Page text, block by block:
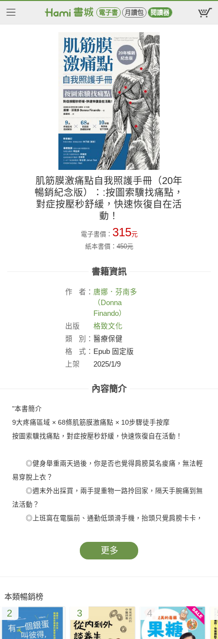
電子書 月讀包 閱讀器
肌筋膜激痛點自我照護手冊（20年
暢銷紀念版）：:按圖索驥找痛點，
對症按壓秒舒緩，快速恢復自在活
動！
電子書價： 315元
紙本書價：450元
書籍資訊
作 者： 唐娜．芬南多
（Donna
Finando）
出版
社：
格致文化
類
別： 醫療保健
格
式： Epub 固定版
上架
2025/1/9
內容簡介
"本書簡介
9大疼痛區域 × 68條肌筋膜激痛點 × 10步驟徒手按摩
按圖索驥找痛點，對症按壓秒舒緩，快速恢復自在活動！
◎健身舉重兩天過後，你是否也覺得肩膀莫名痠痛，無法輕
易穿脫上衣？
◎週末外出採買，兩手提重物一路拎回家，隔天手腕痛到無
法活動？
◎上班窩在電腦前、通勤低頭滑手機，抬頭只覺肩膀卡卡，
◎出國旅遊每天走兩萬步，第二天下床瞬間兩腿發軟、腳掌
無論你經歷的是痠、硬、脹、麻、腫、痛，都將影響日常作
實際上，慢性肌肉疼痛的終極解答，得從肌筋膜激痛點找！
更多
本類暢銷榜
2 3 4